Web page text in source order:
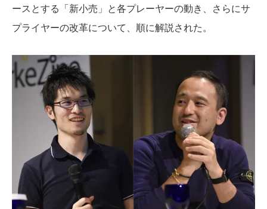
ースとする「新小売」と各プレーヤーの動き、さらにサ
プライヤーの改革について、順に解説された。